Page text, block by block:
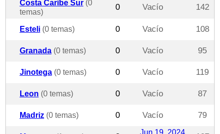
Costa Caribe Sur (0
temas)
0 Vacío 142
Esteli (0 temas) 0 Vacío 108
Granada (0 temas) 0 Vacío 95
Jinotega (0 temas) 0 Vacío 119
Leon (0 temas) 0 Vacío 87
Madriz (0 temas) 0 Vacío 79